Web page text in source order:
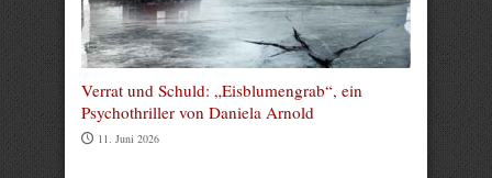
Verrat und Schuld: „Eisblumengrab“, ein
Psychothriller von Daniela Arnold
11. Juni 2026